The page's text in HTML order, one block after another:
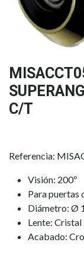
C/T
Referencia:
Visión: 200º
Para puertas
Diámetro: Ø
Lente: Cristal
Acabado: